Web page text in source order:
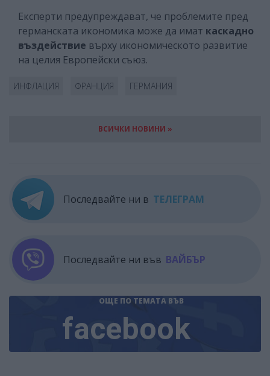
Експерти предупреждават, че проблемите пред
германската икономика може да имат каскадно
въздействие върху икономическото развитие
на целия Европейски съюз.
ИНФЛАЦИЯ ФРАНЦИЯ ГЕРМАНИЯ
ВСИЧКИ НОВИНИ »
Последвайте ни в ТЕЛЕГРАМ
Последвайте ни във ВАЙБЪР
ОЩЕ ПО ТЕМАТА ВЪВ
facebook